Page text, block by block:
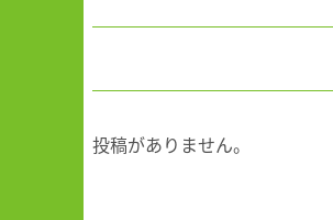
投稿がありません。